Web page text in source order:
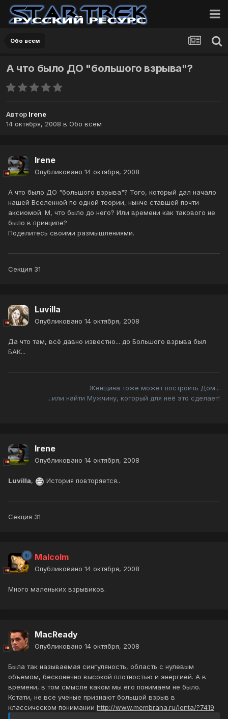
Обо всем
А что было ДО "большого взрыва"?
Автор Irene
14 октября, 2008 в Обо всем
Irene
Опубликовано 14 октября, 2008
А что было ДО "большого взрыва"? Того, который дал начало
нашей Вселенной по одной теории, нынче ставшей почти
аксиомой. М, что было до него? Или времени как такового не
было в принципе?
Поделитесь своими размышлениями.
Секция 31
Luvilla
Опубликовано 14 октября, 2008
Да что там, всё давно известно... до Большого взрыва был
БАК...
Женщина тоже может построить Дом...
...или найти Мужчину, который для неё это сделает!
Irene
Опубликовано 14 октября, 2008
Luvilla, История повторяется..
Секция 31
Malcolm
Опубликовано 14 октября, 2008
Много маленьких взрывиков.
MacReady
Опубликовано 14 октября, 2008
Была так называемая сингуляность, область с нулевым
объемом, бесконечно высокой плотностью и энергией. А в
времени, в том смысле каком мы его понимаем не было.
Кстати, не все ученые признают большой взрыв в
классическом понимании http://www.membrana.ru/lenta/?7419